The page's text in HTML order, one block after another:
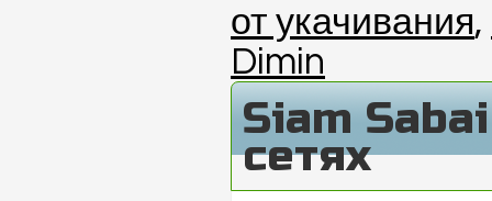
от укачивания,
Dimin
Siam
сетях